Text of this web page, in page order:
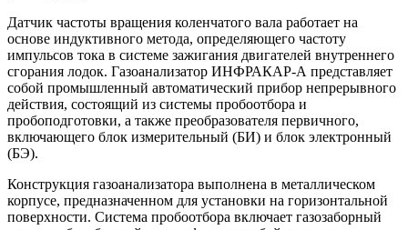
Датчик частоты вращения коленчатого вала работает на
основе индуктивного метода, определяющего частоту
импульсов тока в системе зажигания двигателей внутреннего
сгорания лодок. Газоанализатор ИНФРАКАР-А представляет
собой промышленный автоматический прибор непрерывного
действия, состоящий из системы пробоотбора и
пробоподготовки, а также преобразователя первичного,
включающего блок измерительный (БИ) и блок электронный
(БЭ).
Конструкция газоанализатора выполнена в металлическом
корпусе, предназначенном для установки на горизонтальной
поверхности. Система пробоотбора включает газозаборный